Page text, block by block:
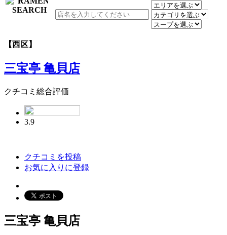
【西区】
三宝亭 亀貝店
クチコミ総合評価
3.9
クチコミを投稿
お気に入りに登録
三宝亭 亀貝店